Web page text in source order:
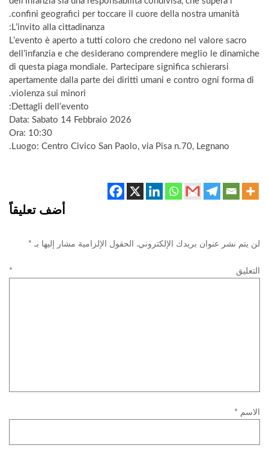
confini geografici per toccare il cuore della nostra umanità.
​L’invito alla cittadinanza:
L’evento è aperto a tutti coloro che credono nel valore sacro
dell’infanzia e che desiderano comprendere meglio le dinamiche
di questa piaga mondiale. Partecipare significa schierarsi
apertamente dalla parte dei diritti umani e contro ogni forma di
violenza sui minori.
​Dettagli dell’evento:
​Data: Sabato 14 Febbraio 2026
​Ora: 10:30
​Luogo: Centro Civico San Paolo, via Pisa n.70, Legnano.
أضف تعليقاً
لن يتم نشر عنوان بريدك الإلكتروني. الحقول الإلزامية مشار إليها بـ *
التعليق *
الاسم *